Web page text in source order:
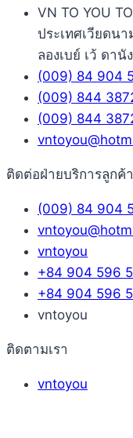
VN TO YOU
ประเทศเวียดน
ลองเบย์ เว้ ดา
(009) 84 904
(009) 844
(009) 844
ติดต่อฝ่ายบริการลูกค้า
(009) 84 904
vntoyou
+84 904 596
+84 904 596
vntoyou
ติดตามเรา
vntoyou